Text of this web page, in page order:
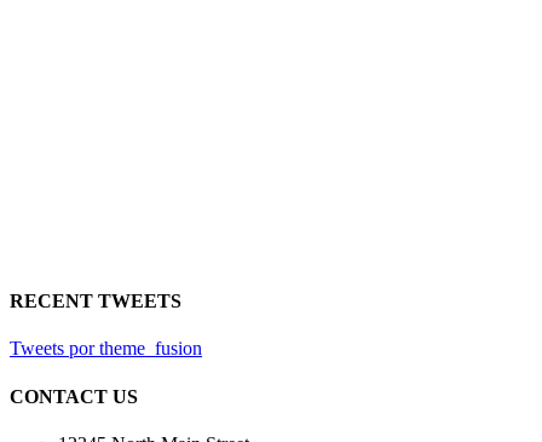
RECENT TWEETS
Tweets por theme_fusion
CONTACT US